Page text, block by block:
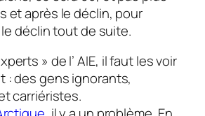
et après le déclin, pour
le déclin tout de suite.
» de l’ AIE, il faut les voir
: des gens ignorants,
carriéristes.